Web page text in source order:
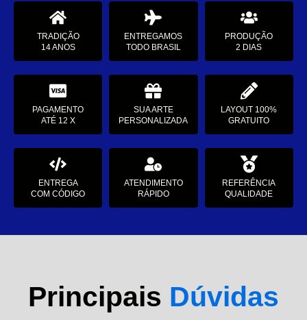
TRADIÇÃO
14 ANOS
ENTREGAMOS
TODO BRASIL
PRODUÇÃO
2 DIAS
PAGAMENTO
ATÉ 12 X
SUA ARTE
PERSONALIZADA
LAYOUT 100%
GRATUITO
ENTREGA
COM CÓDIGO
ATENDIMENTO
RÁPIDO
REFERÊNCIA
QUALIDADE
Principais Dúvidas